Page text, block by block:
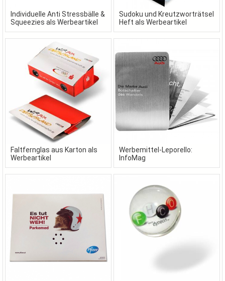
Individuelle Anti Stressbälle &
Squeezies als Werbeartikel
Sudoku und Kreutzworträtsel
Heft als Werbeartikel
Faltfernglas aus Karton als
Werbeartikel
Werbemittel-Leporello:
InfoMag